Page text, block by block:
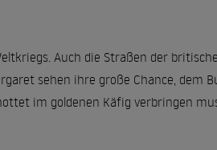
Auch die Straßen der
sehen ihre große Chance, dem
im goldenen Käfig verbringen